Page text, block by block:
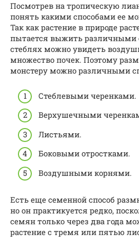
Посмотрев на тропическую
понять какими способами ее
Так как растение в природе
пытается выжить различными
стеблях можно увидеть
множество почек. Поэтому
монстеру можно различными
Стеблевыми черенками.
Верхушечными
Листьями.
Боковыми отростками.
Воздушными корнями.
Есть еще семенной способ
но он практикуется редко,
семян только через два года
растение с тремя или пятью